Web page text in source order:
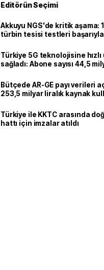
Editörün Seçimi
Akkuyu NGS'de kritik aşama:
türbin tesisi testleri başarıyla
Türkiye 5G teknolojisine hızlı
sağladı: Abone sayısı 44,5
Bütçede AR-GE payı verileri
253,5 milyar liralık kaynak
Türkiye ile KKTC arasında
hattı için imzalar atıldı